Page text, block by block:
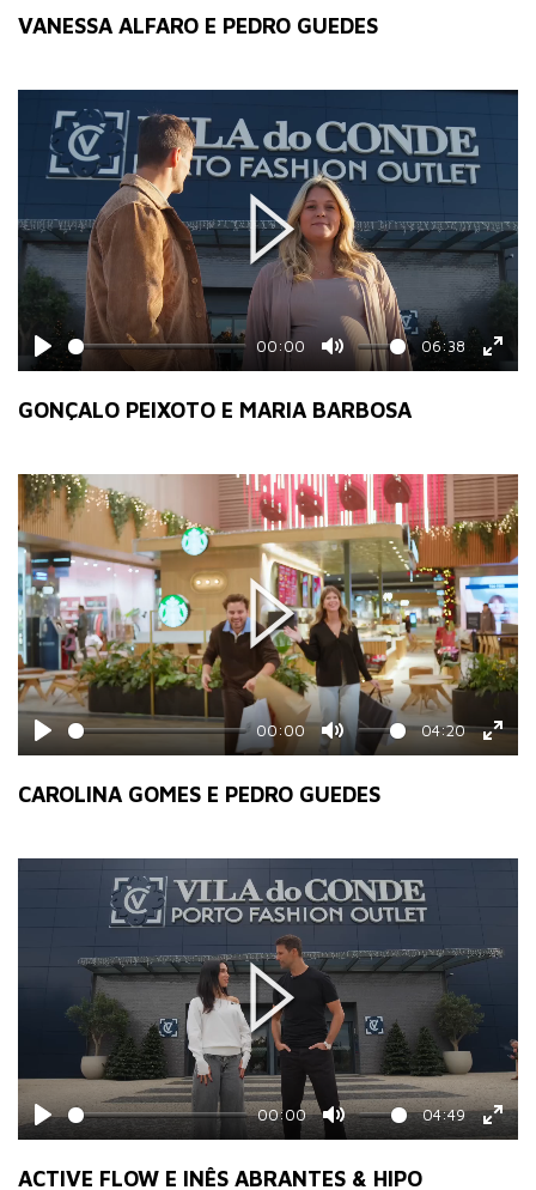
VANESSA ALFARO E PEDRO GUEDES
Play
00:00
Mute
06:38
Play
GONÇALO PEIXOTO E MARIA BARBOSA
Play
00:00
Mute
04:20
Play
CAROLINA GOMES E PEDRO GUEDES
Play
00:00
Mute
04:49
Play
ACTIVE FLOW E INÊS ABRANTES & HIPO